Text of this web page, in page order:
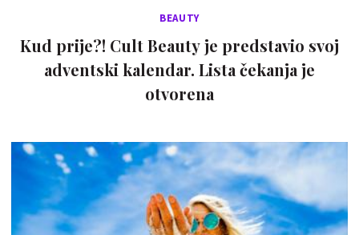
BEAUTY
Kud prije?! Cult Beauty je predstavio svoj
adventski kalendar. Lista čekanja je
otvorena